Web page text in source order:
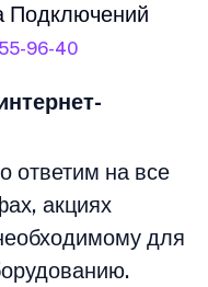
Подключений
96-40
ответим на все
акциях
для